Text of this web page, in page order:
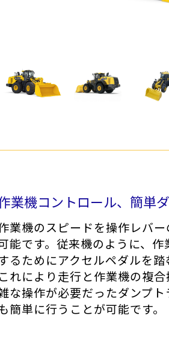
業機コントロール、簡単
業機のスピードを操作レバ
能です。従来機のように、
るためにアクセルペダルを踏
これにより走行と作業機の複
な操作が必要だったダンプ
簡単に行うことが可能です。